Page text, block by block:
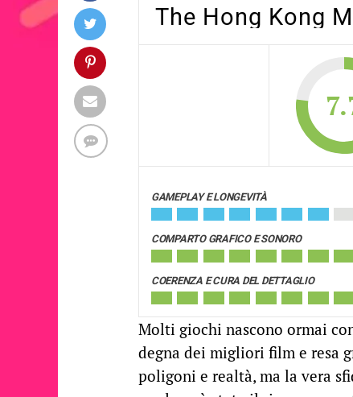
The Hong Kong
GAMEPLAY E LONGEVITÀ
COMPARTO GRAFICO E SONORO
COERENZA E CURA DEL DETTAGLIO
Molti giochi nascono ormai
degna dei migliori film e resa
poligoni e realtà, ma la vera